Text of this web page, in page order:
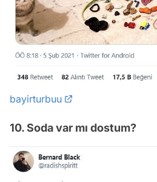
bayirturbuu
10. Soda var mı dostum?